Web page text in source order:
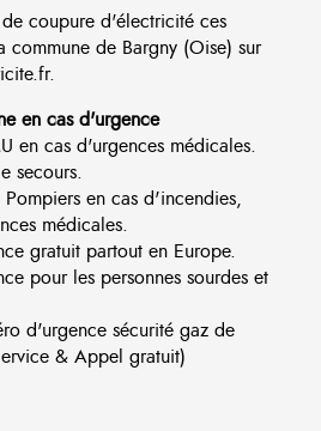
coupure d'électricité ces
commune de Bargny (Oise) sur
en cas d'urgence
en cas d'urgences médicales.
secours.
en cas d'incendies,
médicales.
gratuit partout en Europe.
pour les personnes sourdes et
d'urgence sécurité gaz de
& Appel gratuit)